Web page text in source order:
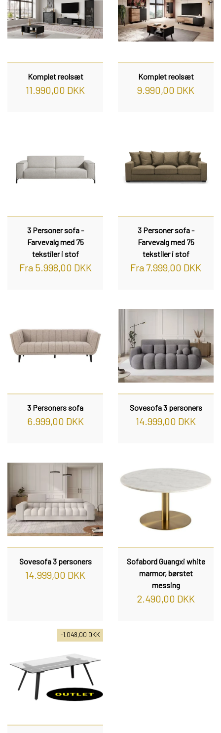
Komplet reolsæt
11.990,00 DKK
Komplet reolsæt
9.990,00 DKK
3 Personer sofa -
Farvevalg med 75
tekstiler i stof
Fra 5.998,00 DKK
3 Personer sofa -
Farvevalg med 75
tekstiler i stof
Fra 7.999,00 DKK
3 Personers sofa
6.999,00 DKK
Sovesofa 3 personers
14.999,00 DKK
Sovesofa 3 personers
14.999,00 DKK
Sofabord Guangxi white
marmor, børstet
messing
2.490,00 DKK
-1.048,00 DKK